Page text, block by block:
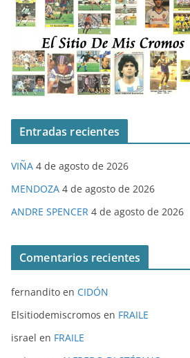
Entradas recientes
VIÑA 4 de agosto de 2026
MENDOZA 4 de agosto de 2026
ANDRE SPENCER 4 de agosto de 2026
Comentarios recientes
fernandito en CIDÓN
Elsitiodemiscromos en FRAILE
israel en FRAILE